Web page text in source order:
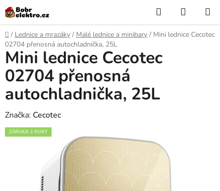
Přejít
na
obsah
Hledat
KOŠÍK
Domů
/ Lednice a mrazáky / Malé lednice a minibary / Mini lednice Cecotec
02704 přenosná autochladnička, 25L
Mini lednice Cecotec
02704 přenosná
autochladnička, 25L
Značka: Cecotec
ZÁRUKA 2 ROKY